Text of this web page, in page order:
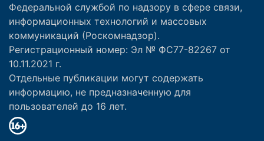
Федеральной службой по надзору в сфере связи,
информационных технологий и массовых
коммуникаций (Роскомнадзор).
Регистрационный номер: Эл № ФС77-82267 от
10.11.2021 г.
Отдельные публикации могут содержать
информацию, не предназначенную для
пользователей до 16 лет.